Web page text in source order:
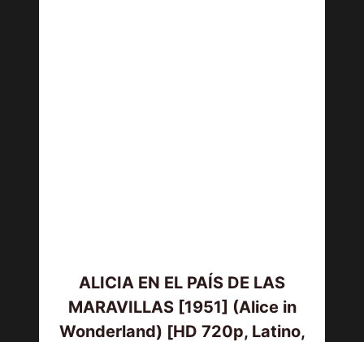
ALICIA EN EL PAÍS DE LAS
MARAVILLAS [1951] (Alice in
Wonderland) [HD 720p, Latino,